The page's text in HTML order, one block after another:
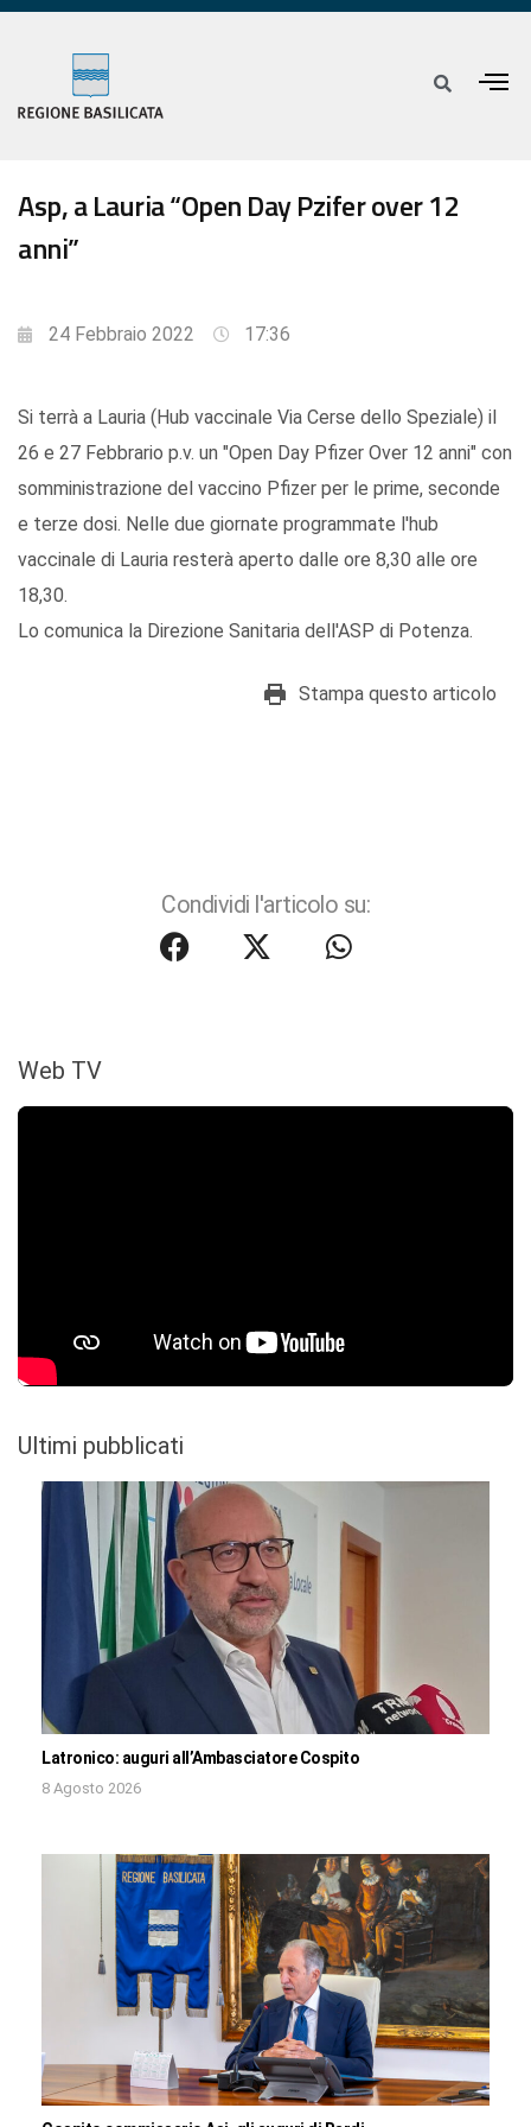
Asp, a Lauria “Open Day Pzifer over 12
anni”
24 Febbraio 2022 17:36
Si terrà a Lauria (Hub vaccinale Via Cerse dello Speziale) il
26 e 27 Febbrario p.v. un "Open Day Pfizer Over 12 anni" con
somministrazione del vaccino Pfizer per le prime, seconde
e terze dosi. Nelle due giornate programmate l'hub
vaccinale di Lauria resterà aperto dalle ore 8,30 alle ore
18,30.
Lo comunica la Direzione Sanitaria dell'ASP di Potenza.
Stampa questo articolo
Condividi l'articolo su:
Web TV
Ultimi pubblicati
Latronico: auguri all’Ambasciatore Cospito
8 Agosto 2026